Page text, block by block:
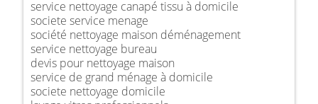
service nettoyage canapé tissu à domicile
societe service menage
société nettoyage maison déménagement
service nettoyage bureau
devis pour nettoyage maison
service de grand ménage à domicile
societe nettoyage domicile